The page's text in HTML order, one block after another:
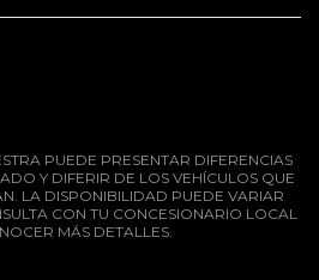
PUEDE PRESENTAR DIFERENCIAS
Y DIFERIR DE LOS VEHÍCULOS QUE
LA DISPONIBILIDAD PUEDE VARIAR
CON TU CONCESIONARIO LOCAL
MÁS DETALLES.